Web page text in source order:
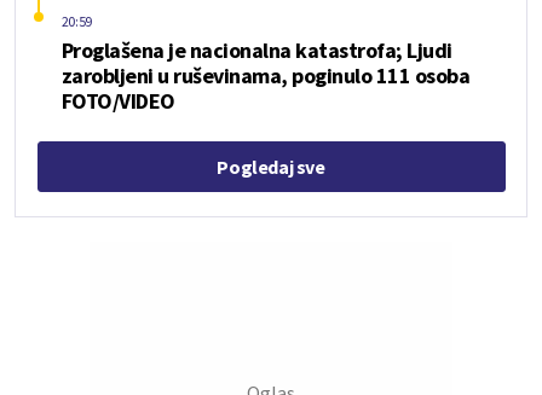
Proglašena je nacionalna katastrofa; Ljudi
zarobljeni u ruševinama, poginulo 111 osoba
FOTO/VIDEO
20:59
Pogledaj sve